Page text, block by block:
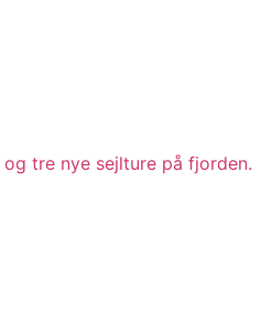
tre nye sejlture på fjorden.